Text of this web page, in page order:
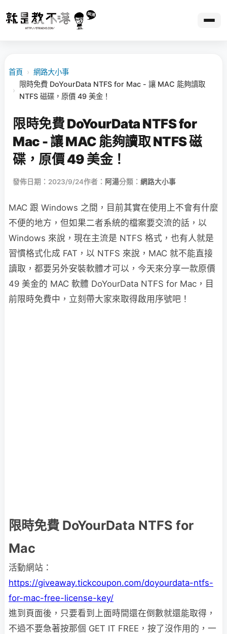
首頁 › 網路大小事
›
限時免費 DoYourData NTFS for Mac - 讓 MAC 能夠讀取
NTFS 磁碟，原價 49 美金！
限時免費 DoYourData NTFS for
Mac - 讓 MAC 能夠讀取 NTFS 磁
碟，原價 49 美金！
發佈日期：2023/9/24作者： 阿湯分類： 網路大小事
MAC 跟 Windows 之間，目前其實在使用上不會有什麼
不便的地方，但如果二者系統的檔案要交流的話，以
Windows 來說，現在主流是 NTFS 格式，也有人就是
習慣格式化成 FAT，以 NTFS 來說，MAC 就不能直接
讀取，都要另外安裝軟體才可以，今天來分享一款原價
49 美金的 MAC 軟體 DoYourData NTFS for Mac，目
前限時免費中，立刻帶大家來取得啟用序號吧！
限時免費 DoYourData NTFS for
Mac
活動網站：
https://giveaway.tickcoupon.com/doyourdata-ntfs-
for-mac-free-license-key/
進到頁面後，只要看到上面時間還在倒數就還能取得，
不過不要急著按那個 GET IT FREE，按了沒作用的，一